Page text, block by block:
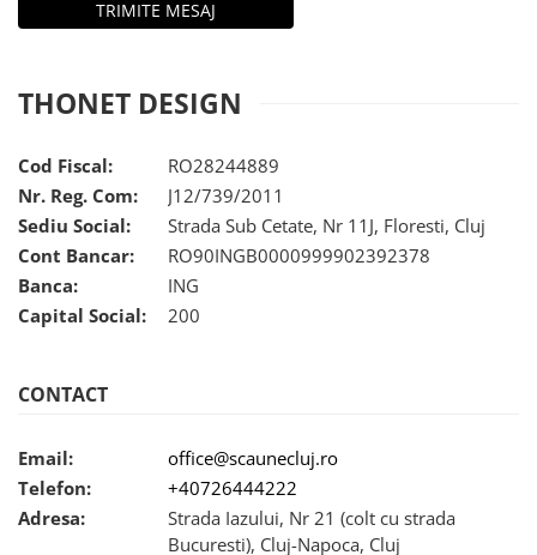
THONET DESIGN
Cod Fiscal:
RO28244889
Nr. Reg. Com:
J12/739/2011
Sediu Social:
Strada Sub Cetate, Nr 11J, Floresti, Cluj
Cont Bancar:
RO90INGB0000999902392378
Banca:
ING
Capital Social:
200
CONTACT
Email:
office@scaunecluj.ro
Telefon:
+40726444222
Adresa:
Strada Iazului, Nr 21 (colt cu strada
Bucuresti), Cluj-Napoca, Cluj